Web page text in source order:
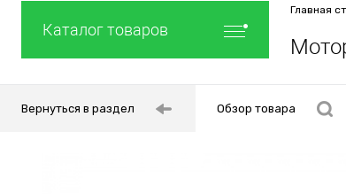
Каталог товаров
Главная
Вернуться в раздел Обзор товара